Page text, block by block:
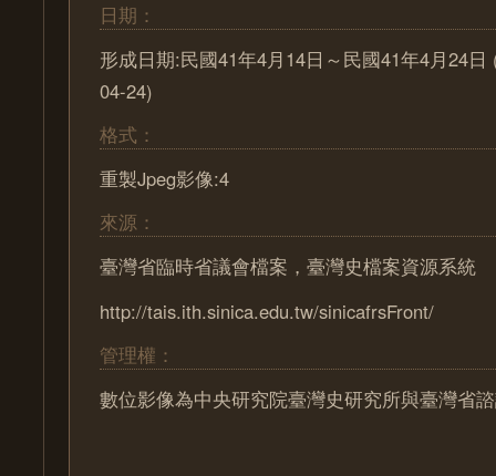
日期：
形成日期:民國41年4月14日～民國41年4月24日
04-24)
格式：
重製Jpeg影像:4
來源：
臺灣省臨時省議會檔案，臺灣史檔案資源系統
http://tais.ith.sinica.edu.tw/sinicafrsFront/
管理權：
數位影像為中央研究院臺灣史研究所與臺灣省